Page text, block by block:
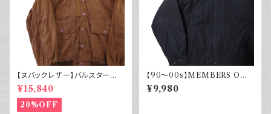
【ヌバックレザー】バルスター型
ブルゾンジャケット ヴァルスター
ヴィンテージ
¥15,840
20%OFF
【90～00s】MEMBERS ONL
Y メンバーズオンリー フェード
スエード ブルゾンジャケット ス
¥9,980